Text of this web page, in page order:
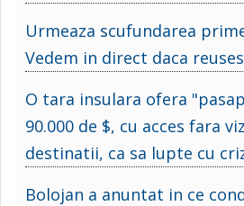
Urmeaza scufundarea
Vedem in direct daca
O tara insulara ofera
90.000 de $, cu acces fara
destinatii, ca sa lupte cu
Bolojan a anuntat in ce